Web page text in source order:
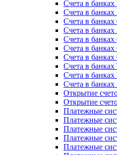
Счета в
Счета в
Счета в
Счета в
Счета в
Счета в
Счета в
Счета в
Счета в
Счета в
Открытие
Открытие
Платежные
Платежные
Платежные
Платежные
Платежные